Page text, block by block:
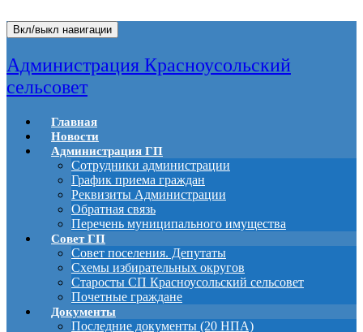
Вкл/выкл навигации
Администрация Красноусольский
сельсовет
Главная
Новости
Администрация ГП
Сотрудники администрации
График приема граждан
Реквизиты Администрации
Обратная связь
Перечень муниципального имущества
Совет ГП
Совет поселения. Депутаты
Схемы избирательных округов
Старосты СП Красноусольский сельсовет
Почетные граждане
Документы
Последние документы (20 НПА)